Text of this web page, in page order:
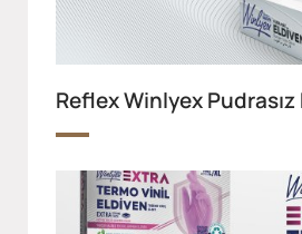
Reflex Winlyex